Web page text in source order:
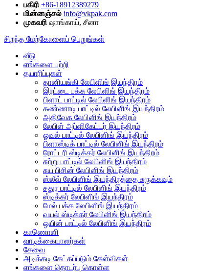
பகிரி +86-18912389279
மின்னஞ்சல் info@vkpak.com
முகவரி ஷாங்காய், சீனா
சிறந்த மேற்கோளைப் பெறுங்கள்
வீடு
எங்களை பற்றி
தயாரிப்புகள்
தானியங்கி லேபிளிங் இயந்திரம்
இரட்டை பக்க லேபிளிங் இயந்திரம்
பிளாட் பாட்டில் லேபிளிங் இயந்திரம்
கண்ணாடி பாட்டில் லேபிளிங் இயந்திரம்
அதிவேக லேபிளிங் இயந்திரம்
லேபிள் அப்ளிகேட்டர் இயந்திரம்
ஓவல் பாட்டில் லேபிளிங் இயந்திரம்
பிளாஸ்டிக் பாட்டில் லேபிளிங் இயந்திரம்
ரோட்டரி ஸ்டிக்கர் லேபிளிங் இயந்திரம்
சுற்று பாட்டில் லேபிளிங் இயந்திரம்
சுய பிசின் லேபிளிங் இயந்திரம்
ஸ்லீவ் லேபிளிங் இயந்திரத்தை சுருக்கவும்
சதுர பாட்டில் லேபிளிங் இயந்திரம்
ஸ்டிக்கர் லேபிளிங் இயந்திரம்
மேல் பக்க லேபிளிங் இயந்திரம்
வயல் ஸ்டிக்கர் லேபிளிங் இயந்திரம்
ஒயின் பாட்டில் லேபிளிங் இயந்திரம்
காணொளி
வாடிக்கையாளர்கள்
சேவை
அடிக்கடி கேட்கப்படும் கேள்விகள்
எங்களை தொடர்பு கொள்ள